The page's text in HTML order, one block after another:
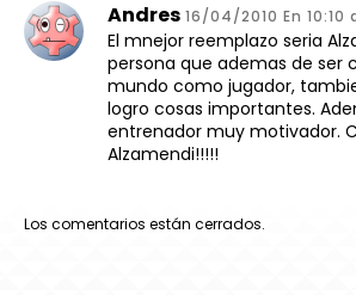
Andres 16/04/2010 En 10:10
El mnejor reemplazo seria
persona que ademas de ser
mundo como jugador,
logro cosas importantes.
entrenador muy motivador.
Alzamendi!!!!!
Los comentarios están cerrados.